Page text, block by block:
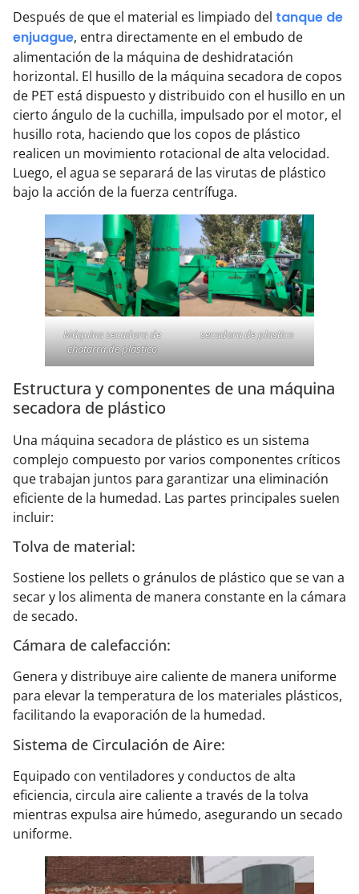
Después de que el material es limpiado del tanque de
enjuague, entra directamente en el embudo de
alimentación de la máquina de deshidratación
horizontal. El husillo de la máquina secadora de copos
de PET está dispuesto y distribuido con el husillo en un
cierto ángulo de la cuchilla, impulsado por el motor, el
husillo rota, haciendo que los copos de plástico
realicen un movimiento rotacional de alta velocidad.
Luego, el agua se separará de las virutas de plástico
bajo la acción de la fuerza centrífuga.
Máquina secadora de
chatarra de plástico
secadora de plastico
Estructura y componentes de una máquina
secadora de plástico
Una máquina secadora de plástico es un sistema
complejo compuesto por varios componentes críticos
que trabajan juntos para garantizar una eliminación
eficiente de la humedad. Las partes principales suelen
incluir:
Tolva de material:
Sostiene los pellets o gránulos de plástico que se van a
secar y los alimenta de manera constante en la cámara
de secado.
Cámara de calefacción:
Genera y distribuye aire caliente de manera uniforme
para elevar la temperatura de los materiales plásticos,
facilitando la evaporación de la humedad.
Sistema de Circulación de Aire:
Equipado con ventiladores y conductos de alta
eficiencia, circula aire caliente a través de la tolva
mientras expulsa aire húmedo, asegurando un secado
uniforme.